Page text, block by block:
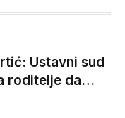
Ustavni sud
roditelje da